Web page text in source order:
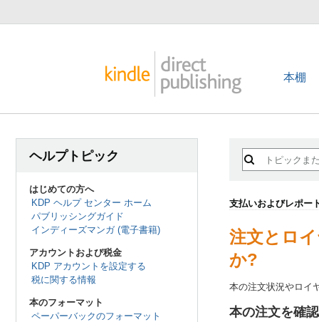
本棚
ヘルプトピック
はじめての方へ
KDP ヘルプ センター ホーム
パブリッシングガイド
インディーズマンガ (電子書籍)
アカウントおよび税金
KDP アカウントを設定する
税に関する情報
本のフォーマット
ペーパーバックのフォーマット
支払いおよびレポー
注文とロ
か?
本の注文状況やロイ
本の注文を確